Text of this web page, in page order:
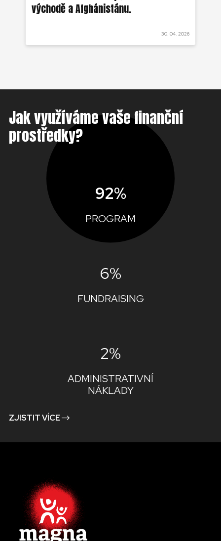
východě a Afghánistánu.
30. 04. 2026
Jak využíváme vaše finanční
prostředky?
92%
PROGRAM
6%
FUNDRAISING
2%
ADMINISTRATIVNÍ
NÁKLADY
ZJISTIT VÍCE